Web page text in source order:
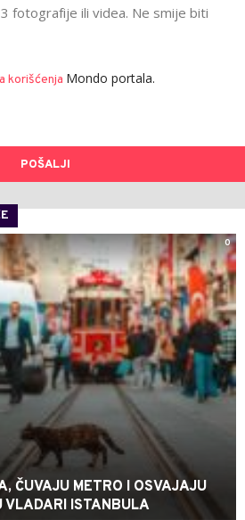
fotografije ili videa. Ne smije biti
korišćenja Mondo portala.
POŠALJI
0
ČUVAJU METRO I OSVAJAJU
VLADARI ISTANBULA